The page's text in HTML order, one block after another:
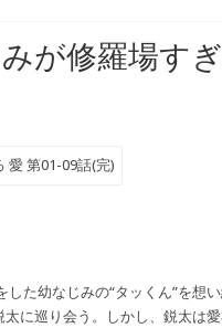
が修羅場すぎ
た幼なじみの“タッくん”を想
太に巡り会う。しかし、鋭太は